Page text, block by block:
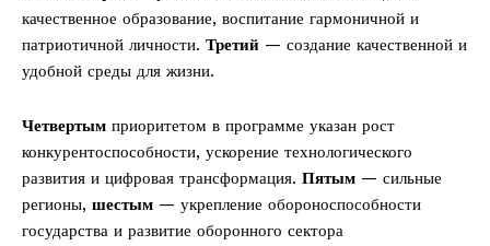
качественное образование, воспитание гармоничной и
патриотичной личности. Третий — создание качественной и
удобной среды для жизни.
Четвертым приоритетом в программе указан рост
конкурентоспособности, ускорение технологического
развития и цифровая трансформация. Пятым — сильные
регионы, шестым — укрепление обороноспособности
государства и развитие оборонного сектора